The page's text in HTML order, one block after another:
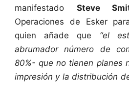
manifestado Steve
Operaciones de Esker
quien añade que “el
abrumador número de
80%- que no tienen planes
impresión y la distribución